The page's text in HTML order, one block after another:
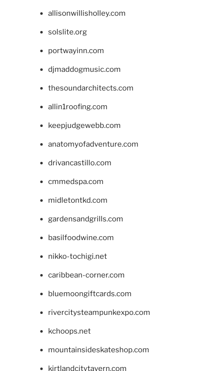
allisonwillisholley.com
solslite.org
portwayinn.com
djmaddogmusic.com
thesoundarchitects.com
allin1roofing.com
keepjudgewebb.com
anatomyofadventure.com
drivancastillo.com
cmmedspa.com
midletontkd.com
gardensandgrills.com
basilfoodwine.com
nikko-tochigi.net
caribbean-corner.com
bluemoongiftcards.com
rivercitysteampunkexpo.com
kchoops.net
mountainsideskateshop.com
kirtlandcitytavern.com